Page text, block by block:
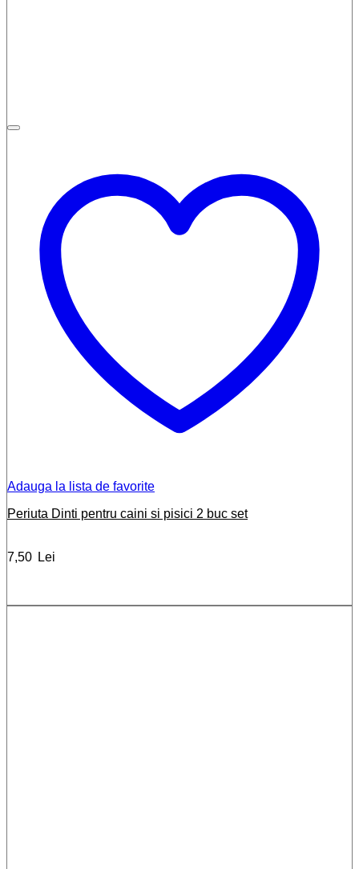
Adauga la lista de favorite
Periuta Dinti pentru caini si pisici 2 buc set
7,50 Lei